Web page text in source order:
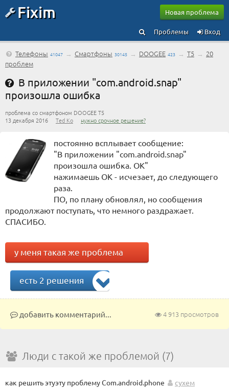
Fixim Новая проблема
Вход
Проблемы
Телефоны 41047 → Смартфоны 30145 → DOOGEE 423 → T5 → 20
проблем
В приложении "com.android.snap"
произошла ошибка
проблема со смартфоном DOOGEE T5
13 декабря 2016 Ted Ko нужно срочное решение?
постоянно всплывает сообщение:
"В приложении "com.android.snap"
произошла ошибка. ОК"
нажимаешь ОК - исчезает, до следующего
раза.
ПО, по плану обновлял, но сообщения
продолжают поступать, что немного раздражает.
СПАСИБО.
у меня такая же проблема
есть 2 решения
4 913 просмотров
добавить комментарий...
Люди с такой же проблемой (7)
как решить этуэту проблему Com.android.phone сухем